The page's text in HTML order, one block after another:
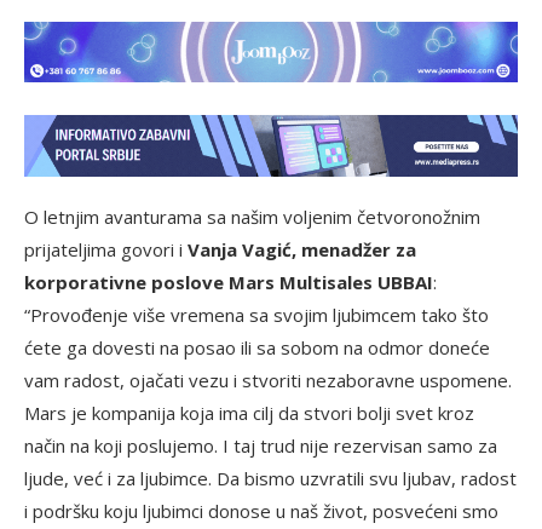
O letnjim avanturama sa našim voljenim četvoronožnim
prijateljima govori i Vanja Vagić, menadžer za
korporativne poslove Mars Multisales UBBAI:
“Provođenje više vremena sa svojim ljubimcem tako što
ćete ga dovesti na posao ili sa sobom na odmor doneće
vam radost, ojačati vezu i stvoriti nezaboravne uspomene.
Mars je kompanija koja ima cilj da stvori bolji svet kroz
način na koji poslujemo. I taj trud nije rezervisan samo za
ljude, već i za ljubimce. Da bismo uzvratili svu ljubav, radost
i podršku koju ljubimci donose u naš život, posvećeni smo